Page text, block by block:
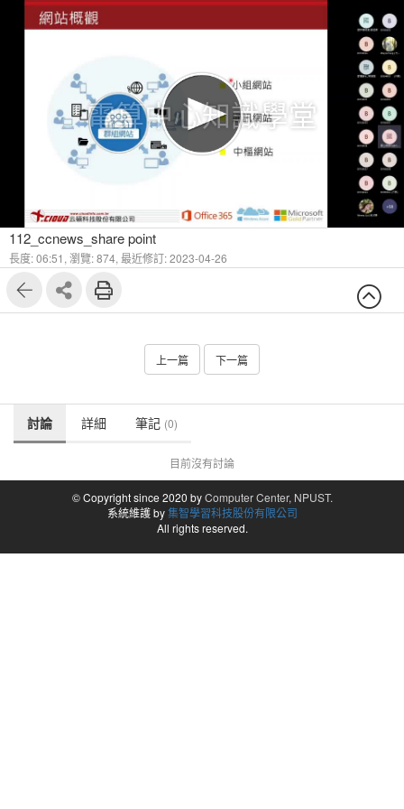
電算中心知識學堂
112_ccnews_share point
長度: 06:51, 瀏覽: 874, 最近修訂: 2023-04-26
上一篇 下一篇
討論 詳細 筆記 (0)
目前沒有討論
© Copyright since 2020 byComputer Center, NPUST.
系統維護 by集智學習科技股份有限公司
All rights reserved.